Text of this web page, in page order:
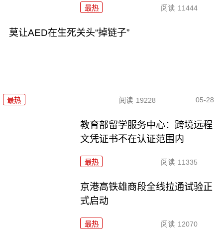
最热 阅读 11444
莫让AED在生死关头“掉链子”
最热 阅读 19228 05-28
教育部留学服务中心：跨境远程
文凭证书不在认证范围内
最热 阅读 11335
京港高铁雄商段全线拉通试验正
式启动
最热 阅读 12070